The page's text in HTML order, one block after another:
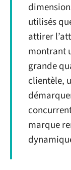
utilisés
attirer
montrant
grande
clientèle,
marque